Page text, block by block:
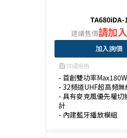
TA680iDA-
建議售價請加
加入詢價
feed詳細規格
- 首創雙功率
- 32頻道UHF超高頻
- 具有麥克風優先權切
計
- 內建藍牙播放模組